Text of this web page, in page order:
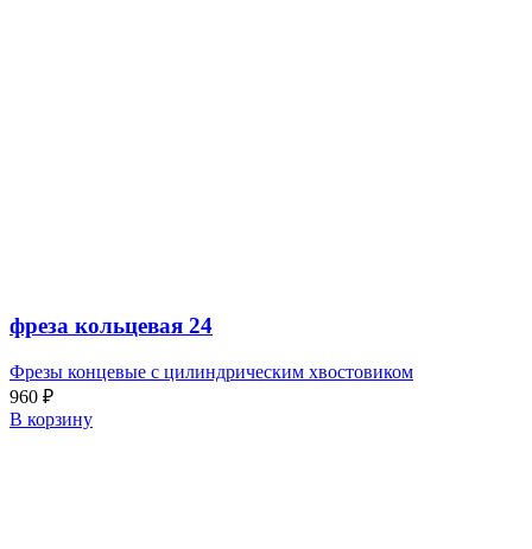
фреза кольцевая 24
Фрезы концевые с цилиндрическим хвостовиком
960 ₽
В корзину